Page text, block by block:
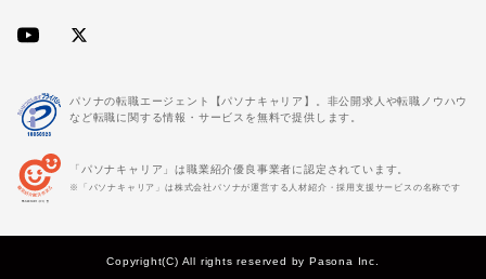
パソナの転職エージェント【パソナキャリア】。非公開求人や転職ノウハウ
など転職に関する情報・サービスを無料で提供します。
「パソナキャリア」は職業紹介優良事業者に認定されています。
※「パソナキャリア」は株式会社パソナが運営する人材紹介・採用支援サービスの名称です
Copyright(C) All rights reserved by Pasona Inc.